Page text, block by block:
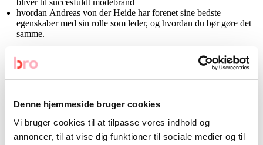
Denne hjemmeside bruger cookies
Vi bruger cookies til at tilpasse vores indhold og
annoncer, til at vise dig funktioner til sociale medier og til
bliver til succesfuldt modebrand
hvordan Andreas von der Heide har forenet sine bedste
egenskaber med sin rolle som leder, og hvordan du bør gøre det
samme.
eller lige her på siden.
Podcasts